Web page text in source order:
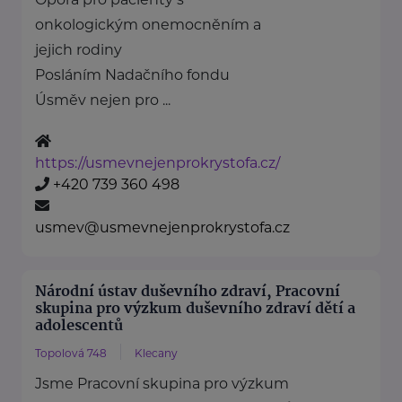
onkologickým onemocněním a
jejich rodiny
Posláním Nadačního fondu
Úsměv nejen pro ...
https://usmevnejenprokrystofa.cz/
+420 739 360 498
usmev@usmevnejenprokrystofa.cz
Národní ústav duševního zdraví, Pracovní
skupina pro výzkum duševního zdraví dětí a
adolescentů
Topolová 748 Klecany
Jsme Pracovní skupina pro výzkum